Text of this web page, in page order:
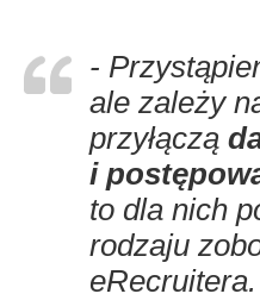
-
ale zależy
przyłączą
i
to dla nich
rodzaju
eRecruitera.